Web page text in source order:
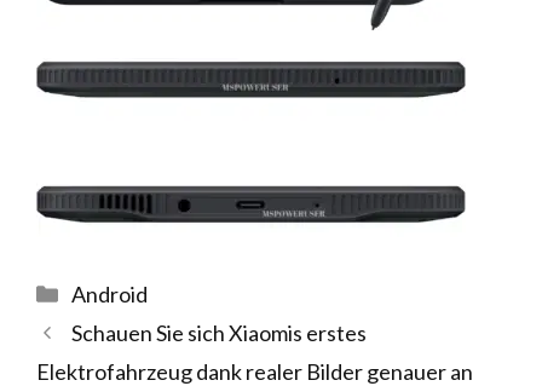
Kategorien
Android
Schauen Sie sich Xiaomis erstes
Elektrofahrzeug dank realer Bilder genauer an